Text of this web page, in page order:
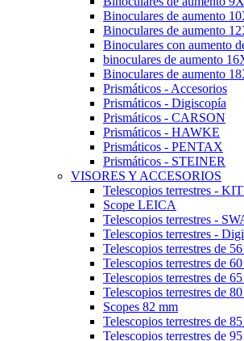
Binoculares de aumento
Binoculares de aumento
Binoculares con aumento
binoculares de aumento
Binoculares de aumento
Prismáticos - Accesorios
Prismáticos - Digiscopía
Prismáticos - CARSON
Prismáticos - HAWKE
Prismáticos - PENTAX
Prismáticos - STEINER
VISORES Y ACCESORIOS
Telescopios terrestres -
Scope LEICA
Telescopios terrestres -
Telescopios terrestres -
Telescopios terrestres de
Telescopios terrestres de
Telescopios terrestres de
Telescopios terrestres de
Scopes 82 mm
Telescopios terrestres de
Telescopios terrestres de